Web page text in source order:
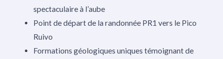
spectaculaire à l’aube
Point de départ de la randonnée PR1 vers le Pico
Ruivo
Formations géologiques uniques témoignant de